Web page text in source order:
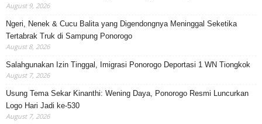
August 9, 2026
Ngeri, Nenek & Cucu Balita yang Digendongnya Meninggal Seketika
Tertabrak Truk di Sampung Ponorogo
August 8, 2026
Salahgunakan Izin Tinggal, Imigrasi Ponorogo Deportasi 1 WN Tiongkok
August 7, 2026
Usung Tema Sekar Kinanthi: Wening Daya, Ponorogo Resmi Luncurkan
Logo Hari Jadi ke-530
August 7, 2026